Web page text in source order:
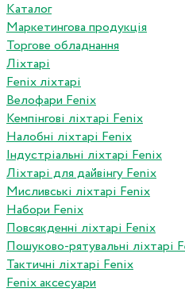
Каталог
Маркетингова продукція
Торгове обладнання
Ліхтарі
Fenix ліхтарі
Велофари Fenix
Кемпінгові ліхтарі Fenix
Налобні ліхтарі Fenix
Індустріальні ліхтарі Fenix
Ліхтарі для дайвінгу Fenix
Мисливські ліхтарі Fenix
Набори Fenix
Повсякденні ліхтарі Fenix
Пошуково-рятувальні ліхтарі
Тактичні ліхтарі Fenix
Fenix аксесуари